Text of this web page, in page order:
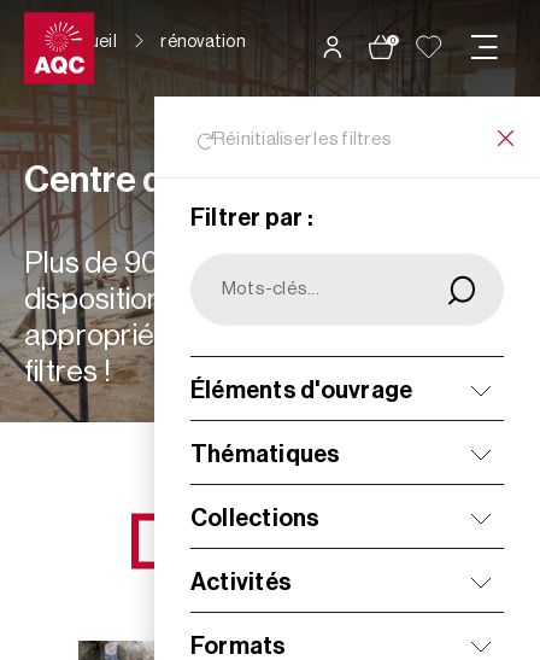
Panneau de gestion des cookies
0
Accueil rénovation
Réinitialiser les filtres
Filtrer par :
Éléments d'ouvrage
Thématiques
Collections
Activités
Formats
Centre de ressources
Plus de 900 ressources à votre
disposition : choisissez les plus
appropriées à vos besoins grâce aux
filtres !
NOS NOUVEAUTÉS